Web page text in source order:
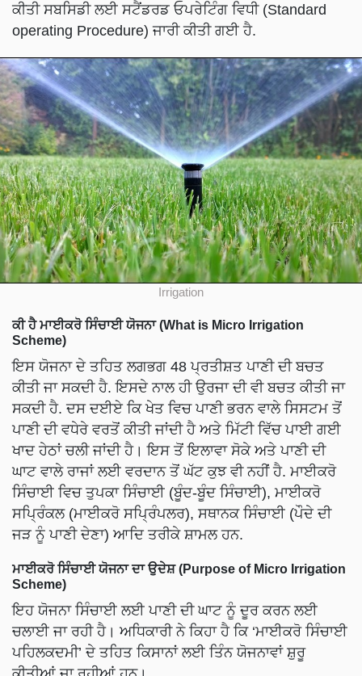
ਕੀਤੀ ਸਬਸਿਡੀ ਲਈ ਸਟੈਂਡਰਡ ਓਪਰੇਟਿੰਗ ਵਿਧੀ (Standard
operating Procedure) ਜਾਰੀ ਕੀਤੀ ਗਈ ਹੈ.
Irrigation
ਕੀ ਹੈ ਮਾਈਕਰੋ ਸਿੰਚਾਈ ਯੋਜਨਾ (What is Micro Irrigation
Scheme)
ਇਸ ਯੋਜਨਾ ਦੇ ਤਹਿਤ ਲਗਭਗ 48 ਪ੍ਰਤੀਸ਼ਤ ਪਾਣੀ ਦੀ ਬਚਤ
ਕੀਤੀ ਜਾ ਸਕਦੀ ਹੈ. ਇਸਦੇ ਨਾਲ ਹੀ ਉਰਜਾ ਦੀ ਵੀ ਬਚਤ ਕੀਤੀ ਜਾ
ਸਕਦੀ ਹੈ. ਦਸ ਦਈਏ ਕਿ ਖੇਤ ਵਿਚ ਪਾਣੀ ਭਰਨ ਵਾਲੇ ਸਿਸਟਮ ਤੋਂ
ਪਾਣੀ ਦੀ ਵਧੇਰੇ ਵਰਤੋਂ ਕੀਤੀ ਜਾਂਦੀ ਹੈ ਅਤੇ ਮਿੱਟੀ ਵਿੱਚ ਪਾਈ ਗਈ
ਖਾਦ ਹੇਠਾਂ ਚਲੀ ਜਾਂਦੀ ਹੈ। ਇਸ ਤੋਂ ਇਲਾਵਾ ਸੋਕੇ ਅਤੇ ਪਾਣੀ ਦੀ
ਘਾਟ ਵਾਲੇ ਰਾਜਾਂ ਲਈ ਵਰਦਾਨ ਤੋਂ ਘੱਟ ਕੁਝ ਵੀ ਨਹੀਂ ਹੈ. ਮਾਈਕਰੋ
ਸਿੰਚਾਈ ਵਿਚ ਤੁਪਕਾ ਸਿੰਚਾਈ (ਬੂੰਦ-ਬੂੰਦ ਸਿੰਚਾਈ), ਮਾਈਕਰੋ
ਸਪ੍ਰਿੰਕਲ (ਮਾਈਕਰੋ ਸਪ੍ਰਿੰਪਲਰ), ਸਥਾਨਕ ਸਿੰਚਾਈ (ਪੌਦੇ ਦੀ
ਜੜ ਨੂੰ ਪਾਣੀ ਦੇਣਾ) ਆਦਿ ਤਰੀਕੇ ਸ਼ਾਮਲ ਹਨ.
ਮਾਈਕਰੋ ਸਿੰਚਾਈ ਯੋਜਨਾ ਦਾ ਉਦੇਸ਼ (Purpose of Micro Irrigation
Scheme)
ਇਹ ਯੋਜਨਾ ਸਿੰਚਾਈ ਲਈ ਪਾਣੀ ਦੀ ਘਾਟ ਨੂੰ ਦੂਰ ਕਰਨ ਲਈ
ਚਲਾਈ ਜਾ ਰਹੀ ਹੈ। ਅਧਿਕਾਰੀ ਨੇ ਕਿਹਾ ਹੈ ਕਿ ‘ਮਾਈਕਰੋ ਸਿੰਚਾਈ
ਪਹਿਲਕਦਮੀ’ ਦੇ ਤਹਿਤ ਕਿਸਾਨਾਂ ਲਈ ਤਿੰਨ ਯੋਜਨਾਵਾਂ ਸ਼ੁਰੂ